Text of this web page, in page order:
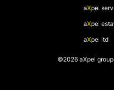
aXpel
aXpel
aXpel ltd
©2026 aXpel